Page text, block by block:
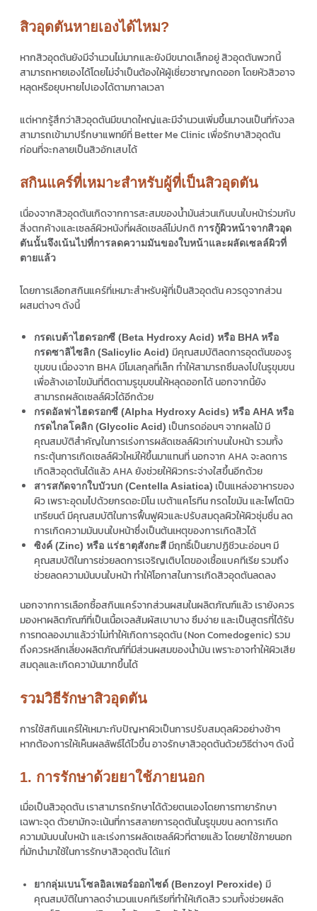
สิวอุดตันหายเองได้ไหม?
หากสิวอุดตันยังมีจำนวนไม่มากและยังมีขนาดเล็กอยู่ สิวอุดตันพวกนี้
สามารถหายเองได้โดยไม่จำเป็นต้องให้ผู้เชี่ยวชาญกดออก โดยหัวสิวอาจ
หลุดหรือยุบหายไปเองได้ตามกาลเวลา
แต่หากรู้สึกว่าสิวอุดตันมีขนาดใหญ่และมีจำนวนเพิ่มขึ้นมาจนเป็นที่กังวล
สามารถเข้ามาปรึกษาแพทย์ที่ Better Me Clinic เพื่อรักษาสิวอุดตัน
ก่อนที่จะกลายเป็นสิวอักเสบได้
สกินแคร์ที่เหมาะสำหรับผู้ที่เป็นสิวอุดตัน
เนื่องจากสิวอุดตันเกิดจากการสะสมของน้ำมันส่วนเกินบนใบหน้าร่วมกับ
สิ่งตกค้างและเซลล์ผิวหนังที่ผลัดเซลล์ไม่ปกติ การกู้ผิวหน้าจากสิวอุด
ตันนั้นจึงเน้นไปที่การลดความมันของใบหน้าและผลัดเซลล์ผิวที่
ตายแล้ว
โดยการเลือกสกินแคร์ที่เหมาะสำหรับผู้ที่เป็นสิวอุดตัน ควรดูจากส่วน
ผสมต่างๆ ดังนี้
กรดเบต้าไฮดรอกซี (Beta Hydroxy Acid) หรือ BHA หรือ
กรดซาลิไซลิก (Salicylic Acid) มีคุณสมบัติลดการอุดตันของรู
ขุมขน เนื่องจาก BHA มีโมเลกุลที่เล็ก ทำให้สามารถซึมลงไปในรูขุมขน
เพื่อล้างเอาไขมันที่ติดตามรูขุมขนให้หลุดออกได้ นอกจากนี้ยัง
สามารถผลัดเซลล์ผิวได้อีกด้วย
กรดอัลฟาไฮดรอกซี (Alpha Hydroxy Acids) หรือ AHA หรือ
กรดไกลโคลิก (Glycolic Acid) เป็นกรดอ่อนๆ จากผลไม้ มี
คุณสมบัติสำคัญในการเร่งการผลัดเซลล์ผิวเก่าบนใบหน้า รวมทั้ง
กระตุ้นการเกิดเซลล์ผิวใหม่ให้ขึ้นมาแทนที่ นอกจาก AHA จะลดการ
เกิดสิวอุดตันได้แล้ว AHA ยังช่วยให้ผิวกระจ่างใสขึ้นอีกด้วย
สารสกัดจากใบบัวบก (Centella Asiatica) เป็นแหล่งอาหารของ
ผิว เพราะอุดมไปด้วยกรดอะมิโน เบต้าแคโรทีน กรดไขมัน และไฟโตนิว
เทรียนต์ มีคุณสมบัติในการฟื้นฟูผิวและปรับสมดุลผิวให้ผิวชุ่มชื่น ลด
การเกิดความมันบนใบหน้าซึ่งเป็นต้นเหตุของการเกิดสิวได้
ซิงค์ (Zinc) หรือ แร่ธาตุสังกะสี มีฤทธิ์เป็นยาปฏิชีวนะอ่อนๆ มี
คุณสมบัติในการช่วยลดการเจริญเติบโตของเชื้อแบคทีเรีย รวมถึง
ช่วยลดความมันบนใบหน้า ทำให้โอกาสในการเกิดสิวอุดตันลดลง
นอกจากการเลือกซื้อสกินแคร์จากส่วนผสมในผลิตภัณฑ์แล้ว เรายังควร
มองหาผลิตภัณฑ์ที่เป็นเนื้อเจลสัมผัสเบาบาง ซึมง่าย และเป็นสูตรที่ได้รับ
การทดลองมาแล้วว่าไม่ทำให้เกิดการอุดตัน (Non Comedogenic) รวม
ถึงควรหลีกเลี่ยงผลิตภัณฑ์ที่มีส่วนผสมของน้ำมัน เพราะอาจทำให้ผิวเสีย
สมดุลและเกิดความันมากขึ้นได้
รวมวิธีรักษาสิวอุดตัน
การใช้สกินแคร์ให้เหมาะกับปัญหาผิวเป็นการปรับสมดุลผิวอย่างช้าๆ
หากต้องการให้เห็นผลลัพธ์ได้ไวขึ้น อาจรักษาสิวอุดตันด้วยวิธีต่างๆ ดังนี้
1. การรักษาด้วยยาใช้ภายนอก
เมื่อเป็นสิวอุดตัน เราสามารถรักษาได้ด้วยตนเองโดยการทายารักษา
เฉพาะจุด ตัวยามักจะเน้นที่การสลายการอุดตันในรูขุมขน ลดการเกิด
ความมันบนใบหน้า และเร่งการผลัดเซลล์ผิวที่ตายแล้ว โดยยาใช้ภายนอก
ที่มักนำมาใช้ในการรักษาสิวอุดตัน ได้แก่
ยากลุ่มเบนโซลอิลเพอร์ออกไซด์ (Benzoyl Peroxide) มี
คุณสมบัติในกาลดจำนวนแบคทีเรียที่ทำให้เกิดสิว รวมทั้งช่วยผลัด